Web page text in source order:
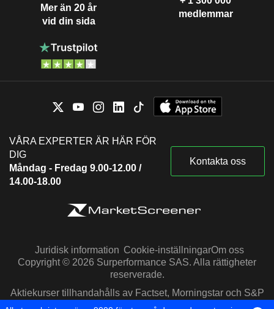
Mer än 20 år
vid din sida
medlemmar
VÅRA EXPERTER ÄR HÄR FÖR
DIG
Måndag - Fredag 9.00-12.00 /
14.00-18.00
Kontakta oss
Juridisk information Cookie-inställningarOm oss
Copyright © 2026 Surperformance SAS. Alla rättigheter
reserverade.
Aktiekurser tillhandahålls av Factset, Morningstar och S&P
Capital IQ